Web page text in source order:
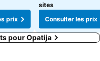
prix
sites
Consulter les prix
pour Opatija